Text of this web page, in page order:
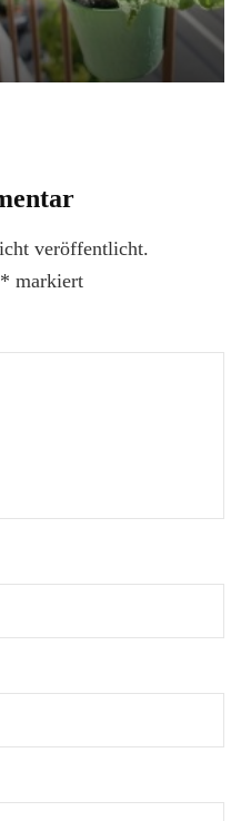
veröffentlicht.
* markiert